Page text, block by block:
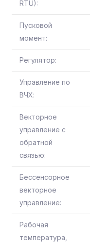
RTU):
Пусковой
момент:
Регулятор:
Управление по
ВЧХ:
Векторное
управление с
обратной
связью:
Бессенсорное
векторное
управление:
Рабочая
температура,